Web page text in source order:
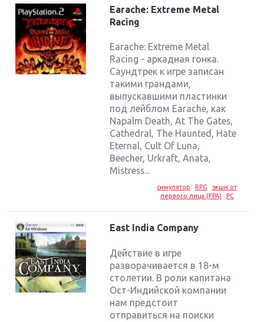
Earache: Extreme Metal
Racing
Earache: Extreme Metal
Racing - аркадная гонка.
Саундтрек к игре записан
такими грандами,
выпускавшими пластинки
под лейблом Earache, как
Napalm Death, At The Gates,
Cathedral, The Haunted, Hate
Eternal, Cult Of Luna,
Beecher, Urkraft, Anata,
Mistress...
симулятор RPG
экшн от
первого лица (FPA)
PC
East India Company
Действие в игре
разворачивается в 18-м
столетии. В роли капитана
Ост-Индийской компании
нам предстоит
отправиться на поиски